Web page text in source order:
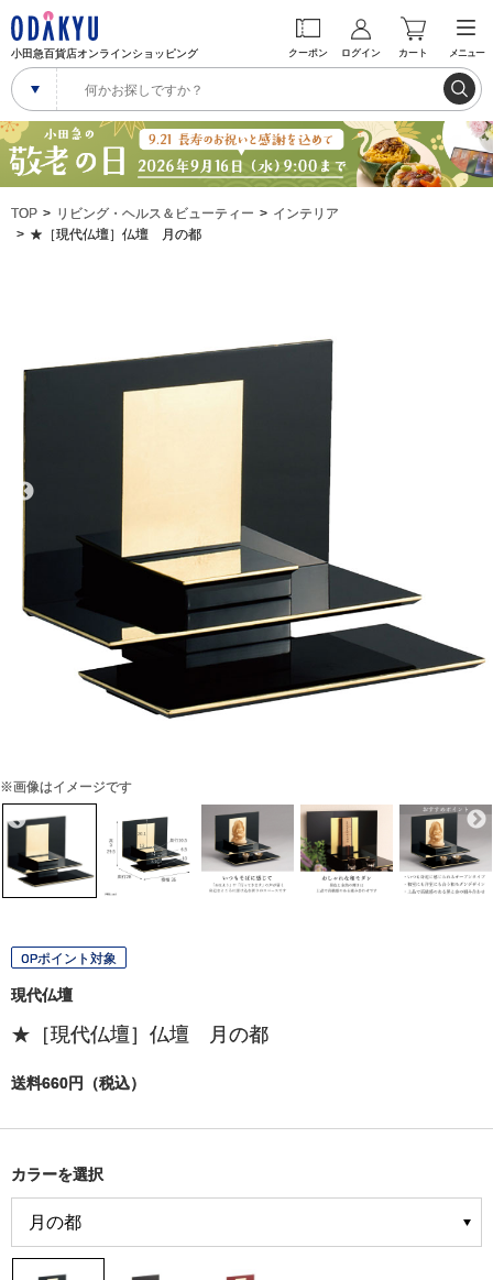
小田急百貨店オンラインショッピング クーポン ログイン カート メニュー
TOP リビング・ヘルス＆ビューティー
インテリア
★［現代仏壇］仏壇 月の都
※画像はイメージです
OPポイント対象
現代仏壇
★［現代仏壇］仏壇 月の都
送料660円（税込）
カラーを選択